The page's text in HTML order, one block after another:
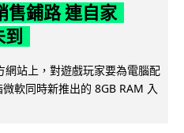
售鋪路 連自家
站上，對遊戲玩家要為電腦配
軟同時新推出的 8GB RAM 入